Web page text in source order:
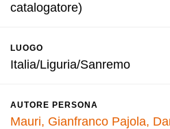
catalogatore)
LUOGO
Italia/Liguria/Sanremo
AUTORE PERSONA
Mauri, Gianfranco Pajola,